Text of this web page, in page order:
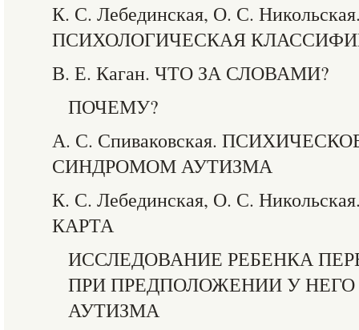
К. С. Лебединская, О. С.
ПСИХОЛОГИЧЕСКАЯ
В. Е. Каган. ЧТО ЗА СЛОВАМИ?
ПОЧЕМУ?
А. С. Спиваковская.
СИНДРОМОМ АУТИЗМА
К. С. Лебединская, О. С.
КАРТА
ИССЛЕДОВАНИЕ РЕБЕНКА
ПРИ ПРЕДПОЛОЖЕНИИ У НЕГО
АУТИЗМА